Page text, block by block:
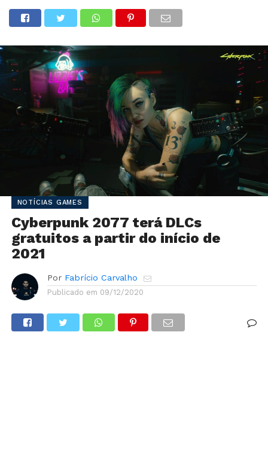
NOTÍCIAS GAMES
Cyberpunk 2077 terá DLCs
gratuitos a partir do início de
2021
Por Fabrício Carvalho
Publicado em 09/12/2020